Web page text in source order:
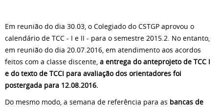
Em reunião do dia 30.03, o Colegiado do CSTGP aprovou o
calendário de TCC - I e II - para o semestre 2015.2. No entanto,
em reunião do dia 20.07.2016, em atendimento aos acordos
feitos com a classe discente, a entrega do anteprojeto de TCC I
e do texto de TCCI para avaliação dos orientadores foi
postergada para 12.08.2016.
Do mesmo modo, a semana de referência para as bancas de